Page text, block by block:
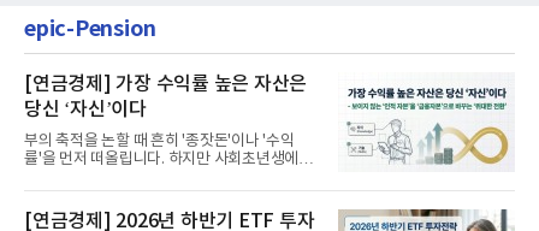
epic-Pension
[연금경제] 가장 수익률 높은 자산은
당신 ‘자신’이다
부의 축적을 논할 때 흔히 '종잣돈'이나 '수익
률'을 먼저 떠올립니다. 하지만 사회초년생에게
[연금경제] 2026년 하반기 ETF 투자